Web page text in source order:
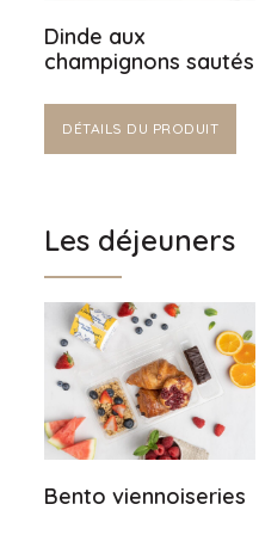
Dinde aux
champignons sautés
DÉTAILS DU PRODUIT
Les déjeuners
Bento viennoiseries